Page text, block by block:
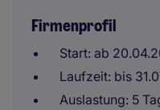
Firmenprofil
Start: ab
Laufzeit: bis
Auslastung: 5